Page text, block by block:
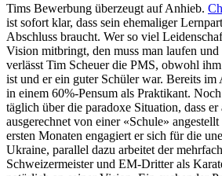
Tims Bewerbung überzeugt auf Anhieb.
ist sofort klar, dass sein ehemaliger
Abschluss braucht. Wer so viel
Vision mitbringt, den muss man laufen
verlässt Tim Scheuer die PMS, obwohl
ist und er ein guter Schüler war. Bereits
in einem 60%-Pensum als Praktikant.
täglich über die paradoxe Situation, dass er
ausgerechnet von einer «Schule»
ersten Monaten engagiert er sich für die
Ukraine, parallel dazu arbeitet der
Schweizermeister und EM-Dritter als